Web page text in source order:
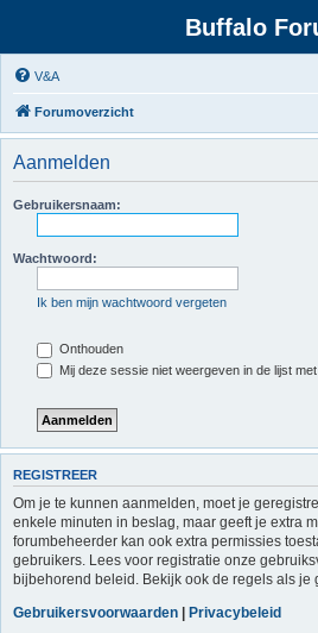
Buffalo
V&A
Forumoverzicht
Aanmelden
Gebruikersnaam:
Wachtwoord:
Ik ben mijn wachtwoord vergeten
Onthouden
Mij deze sessie niet weergeven in de lijst
REGISTREER
Om je te kunnen aanmelden, moet je
enkele minuten in beslag, maar geeft je extra
forumbeheerder kan ook extra permissies
gebruikers. Lees voor registratie onze
bijbehorend beleid. Bekijk ook de regels als je
Gebruikersvoorwaarden | Privacybeleid